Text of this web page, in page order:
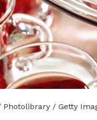
Photolibrary / Getty